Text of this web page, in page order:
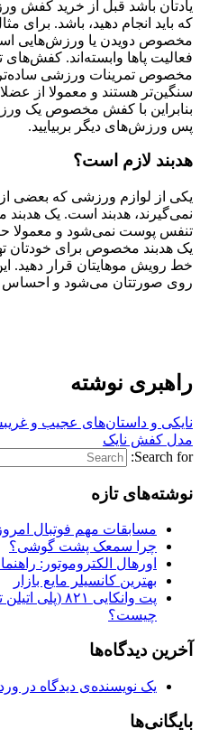
یادتان باشد قبل از خرید کفش
که باید انجام دهید، باشد. برای
مخصوص دویدن یا ورزش‌هایی
فعالیت پاها وابسته‌اند. کفش‌های
مخصوص تمرینات ورزشی
سنگین‌تر هستند و معمولا از
بنابراین با کفش مخصوص یک
پس ورزش‌های دیگر بربیایید.
هدبند لازم است؟
یکی از لوازم ورزشی که بعضی
نمی‌گیرند، هدبند است. یک
تنفس پوست نمی‌شود و معمولا
یک هدبند مخصوص برای خودتان
خط رویش موهایتان قرار دهید.
روی صورتتان می‌شود و احساس
راهبری نوشته
نایکی و داستان‌های عجیب و
مدل کفش نایک
Search for:
نوشته‌های تازه
مسابقات مهم فوتبال امروز
چرا سمعک پشت گوشی؟
اورهال الکتروموتور:
بهترین کانسیلر مایع بازار
چیست؟
آخرین دیدگاه‌ها
یک نویسنده‌ی دیدگاه در
بایگانی‌ها